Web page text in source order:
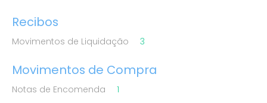
Recibos
Movimentos de Liquidação 3
Movimentos de Compra
Notas de Encomenda 1